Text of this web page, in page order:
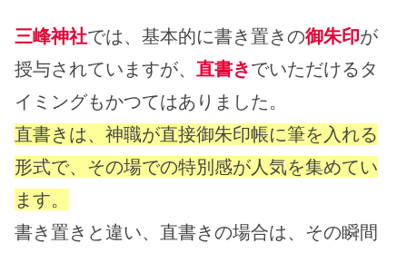
三峰神社では、基本的に書き置きの御朱印が
授与されていますが、 直書きでいただけるタ
イミングもかつてはありました。
直書きは、神職が直接御朱印帳に筆を入れる
形式で、その場での特別感が人気を集めてい
ます。
書き置きと違い、直書きの場合は、その瞬間